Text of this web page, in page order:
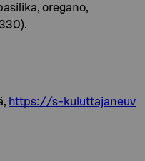
oregano,
https://s-kuluttajaneuv